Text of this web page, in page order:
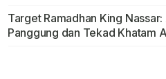
Target Ramadhan King
Panggung dan Tekad Khatam